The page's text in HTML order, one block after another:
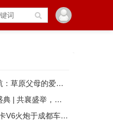
父母的爱有多硬核？
襄盛举，筑梦未来
炮于成都车展正式预售